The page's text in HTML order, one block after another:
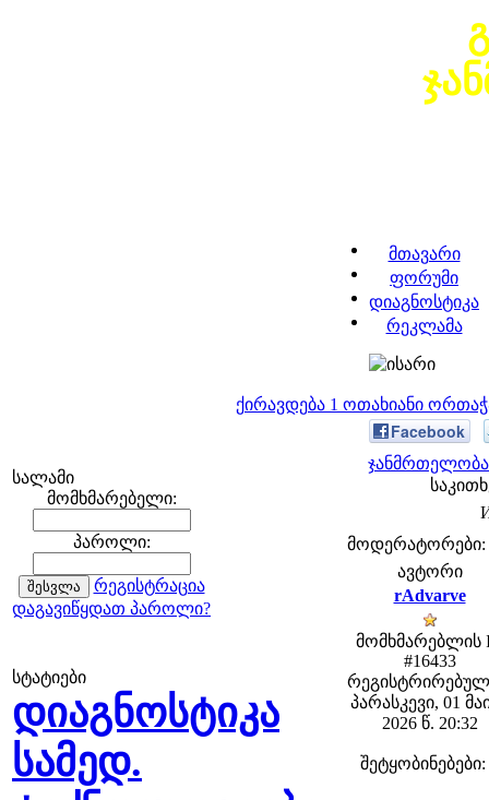
მთავარი
ფორუმი
დიაგნოსტიკა
რეკლამა
ქირავდება 1 ოთახიანი
სალამი
მომხმარებელი:
პაროლი:
რეგისტრაცია
დაგავიწყდათ პაროლი?
სტატიები
დიაგნოსტიკა
სამედ.
Facebook
ჯანმრთელობა
მოდერატორები:
ავტორი
rAdvarve
მომხმარებლის
#16433
პარასკევი, 01
2026 წ. 20:32
შეტყობინებები: